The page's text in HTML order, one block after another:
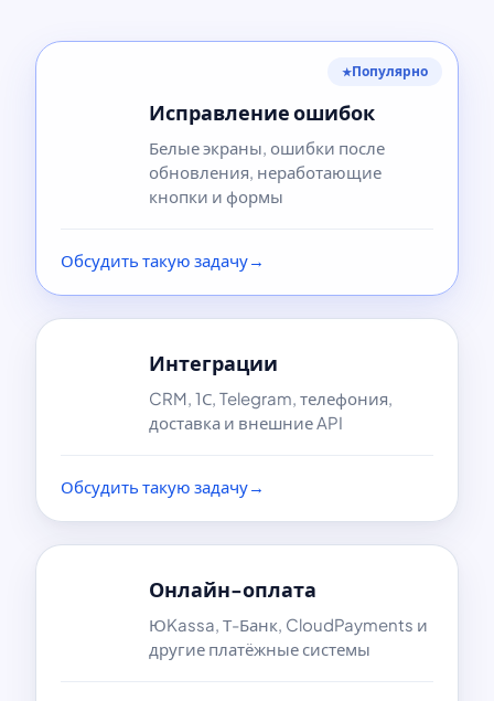
★Популярно
Исправление ошибок
Белые экраны, ошибки после
обновления, неработающие
кнопки и формы
Обсудить такую задачу→
Интеграции
CRM, 1С, Telegram, телефония,
доставка и внешние API
Обсудить такую задачу→
Онлайн-оплата
ЮKassa, Т-Банк, CloudPayments и
другие платёжные системы